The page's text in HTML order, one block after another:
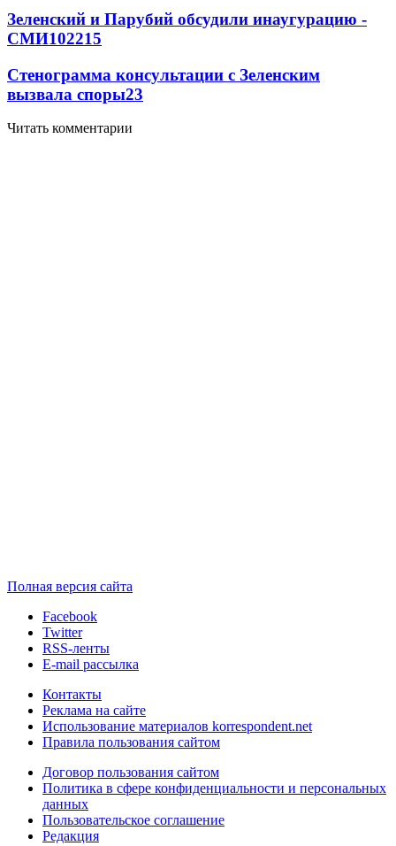
Зеленский и Парубий обсудили инаугурацию -
СМИ102215
Стенограмма консультации с Зеленским
вызвала споры23
Читать комментарии
Полная версия сайта
Facebook
Twitter
RSS-ленты
E-mail рассылка
Контакты
Реклама на сайте
Использование материалов korrespondent.net
Правила пользования сайтом
Договор пользования сайтом
Политика в сфере конфиденциальности и персональных
данных
Пользовательское соглашение
Редакция